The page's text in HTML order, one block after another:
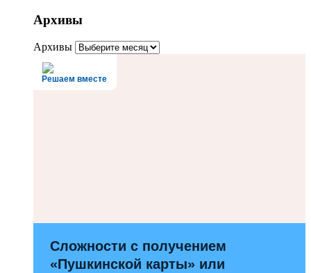
Архивы
Архивы
Решаем вместе
Сложности с получением
«Пушкинской карты» или